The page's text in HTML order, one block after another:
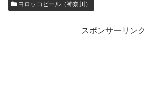
ヨロッコビール（神奈川）
スポンサーリンク